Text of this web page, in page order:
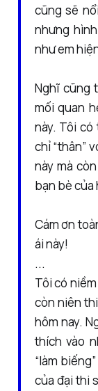
cũng sẽ
nhưng
như em
Nghĩ cũng
mối quan
này. Tôi có
chỉ “thân”
này mà
bạn bè của
Cám ơn
ái này!
...
Tôi có
còn niên
hôm nay.
thích vào
“làm
của đại thi